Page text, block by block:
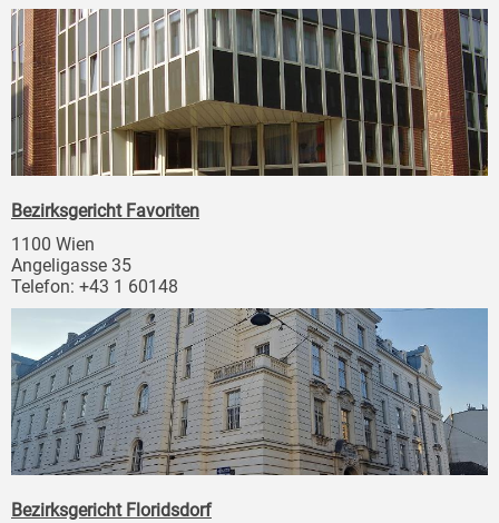
Bezirksgericht Favoriten
1100 Wien
Angeligasse 35
Telefon: +43 1 60148
Bezirksgericht Floridsdorf